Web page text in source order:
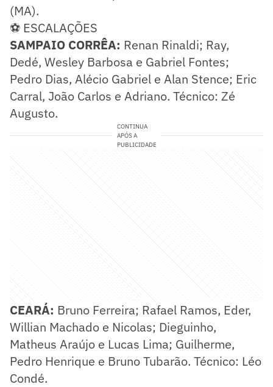
(MA).
⚽ ESCALAÇÕES
SAMPAIO CORRÊA: Renan Rinaldi; Ray,
Dedé, Wesley Barbosa e Gabriel Fontes;
Pedro Dias, Alécio Gabriel e Alan Stence; Eric
Carral, João Carlos e Adriano. Técnico: Zé
Augusto.
CONTINUA
APÓS A
PUBLICIDADE
CEARÁ: Bruno Ferreira; Rafael Ramos, Eder,
Willian Machado e Nicolas; Dieguinho,
Matheus Araújo e Lucas Lima; Guilherme,
Pedro Henrique e Bruno Tubarão. Técnico: Léo
Condé.